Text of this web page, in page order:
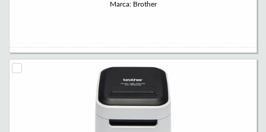
Marca: Brother